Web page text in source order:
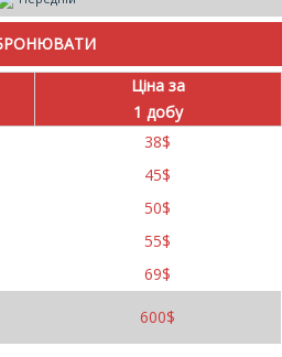
Ціна за
1 добу
38$
45$
50$
55$
69$
600$